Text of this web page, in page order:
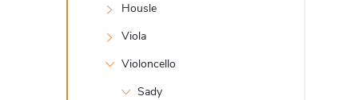
Housle
Viola
Violoncello
Sady